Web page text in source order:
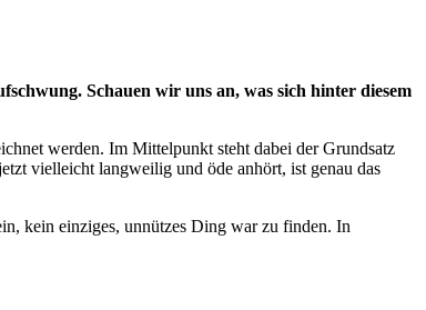
Schauen wir uns an, was sich hinter diesem
werden. Im Mittelpunkt steht dabei der Grundsatz
vielleicht langweilig und öde anhört, ist genau das
kein einziges, unnützes Ding war zu finden. In